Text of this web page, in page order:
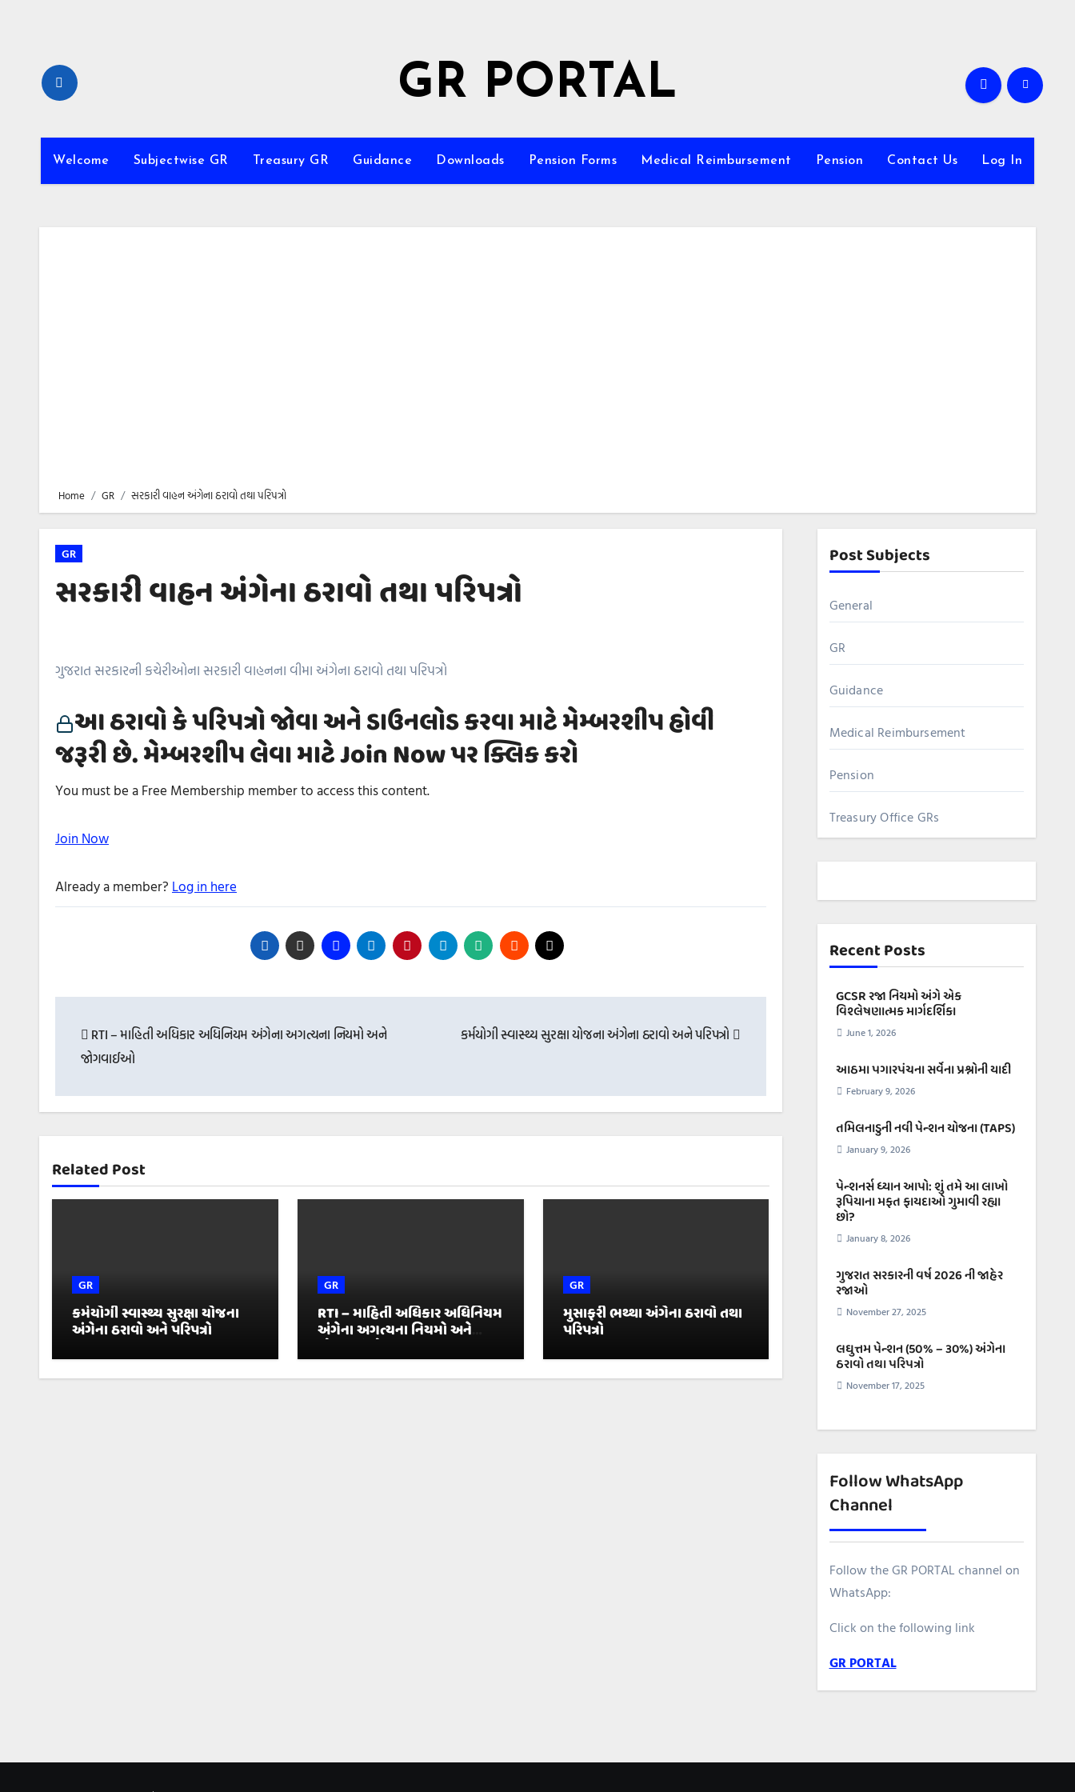
GR PORTAL
Welcome Subjectwise GR Treasury GR Guidance Downloads Pension Forms Medical Reimbursement Pension Contact Us Log In
Home GR સરકારી વાહન અંગેના ઠરાવો તથા પરિપત્રો
GR
સરકારી વાહન અંગેના ઠરાવો તથા પરિપત્રો
ગુજરાત સરકારની કચેરીઓના સરકારી વાહનના વીમા અંગેના ઠરાવો તથા પરિપત્રો
આ ઠરાવો કે પરિપત્રો જોવા અને ડાઉનલોડ કરવા માટે મેમ્બરશીપ હોવી
જરૂરી છે. મેમ્બરશીપ લેવા માટે Join Now પર ક્લિક કરો
You must be a Free Membership member to access this content.
Join Now
Already a member? Log in here
navigation
RTI – માહિતી અધિકાર અધિનિયમ અંગેના અગત્યના નિયમો અને
જોગવાઈઓ
કર્મયોગી સ્વાસ્થ્ય સુરક્ષા યોજના અંગેના ઠરાવો અને પરિપત્રો
Related Post
GR
કર્મયોગી સ્વાસ્થ્ય સુરક્ષા યોજના
અંગેના ઠરાવો અને પરિપત્રો
GR
RTI – માહિતી અધિકાર અધિનિયમ
અંગેના અગત્યના નિયમો અને
GR
મુસાફરી ભથ્થા અંગેના ઠરાવો તથા
પરિપત્રો
Post Subjects
General
GR
Guidance
Medical Reimbursement
Pension
Treasury Office GRs
Recent Posts
GCSR રજા નિયમો અંગે એક
વિશ્લેષણાત્મક માર્ગદર્શિકા
June 1, 2026
આઠમા પગારપંચના સર્વેના પ્રશ્નોની યાદી
February 9, 2026
તમિલનાડુની નવી પેન્શન યોજના (TAPS)
January 9, 2026
પેન્શનર્સ ધ્યાન આપો: શું તમે આ લાખો
રૂપિયાના મફત ફાયદાઓ ગુમાવી રહ્યા
છો?
January 8, 2026
ગુજરાત સરકારની વર્ષ 2026 ની જાહેર
રજાઓ
November 27, 2025
લઘુત્તમ પેન્શન (50% – ૩૦%) અંગેના
ઠરાવો તથા પરિપત્રો
November 17, 2025
Follow WhatsApp
Channel
Follow the GR PORTAL channel on
WhatsApp:
Click on the following link
GR PORTAL